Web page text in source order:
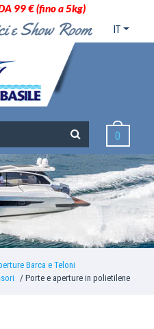
99 € (fino a 5kg)
IT
0
Barca e Teloni
Porte e aperture in polietilene